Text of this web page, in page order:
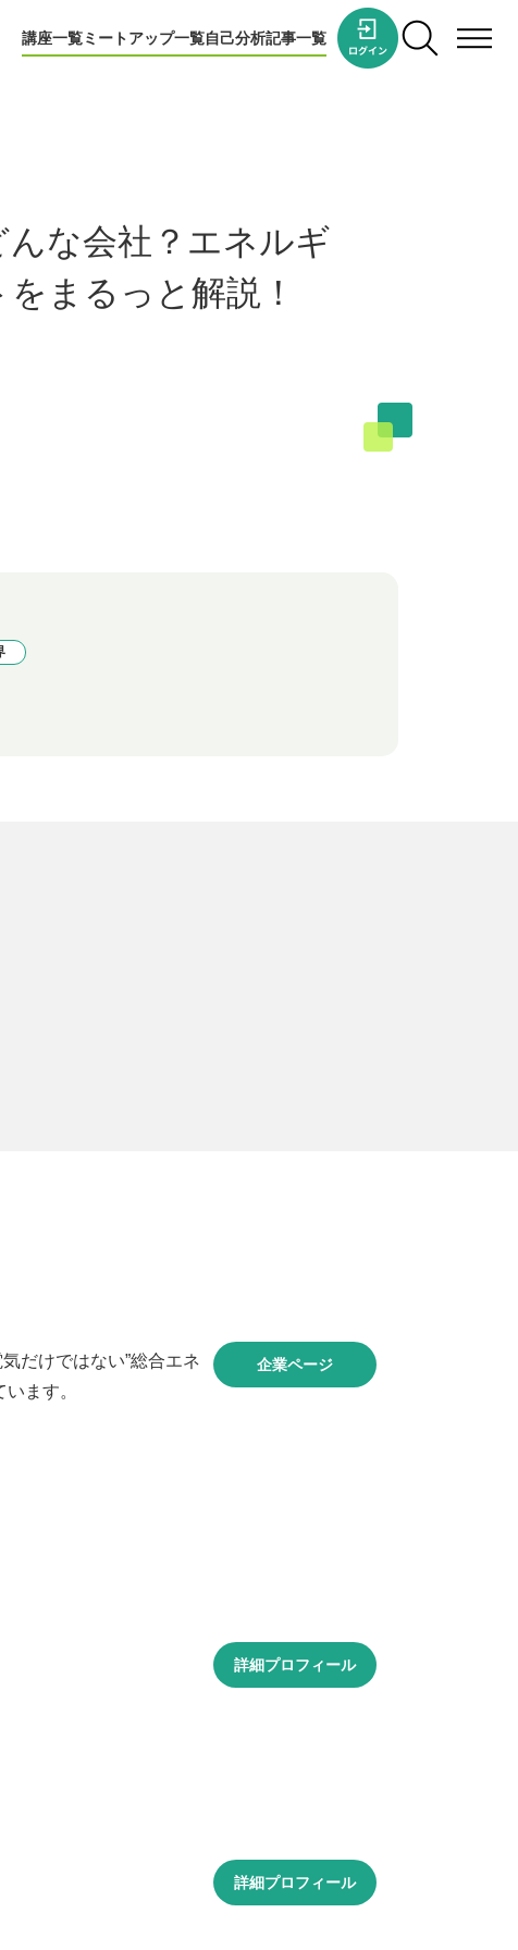
講座一覧ミートアップ一覧自己分析記事一覧
な会社？エネルギ
まるっと解説！
だけではない”総合エネ
ます。
企業ページ
詳細プロフィール
詳細プロフィール